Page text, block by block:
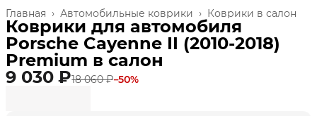
Коврики в салон
Автомобильные коврики ›
Главная ›
Коврики для автомобиля
Porsche Cayenne II (2010-2018)
Premium в cалон
9 030 ₽18 060 ₽−50%